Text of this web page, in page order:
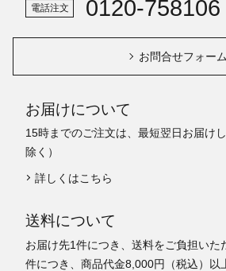
電話注文 0120-758106
お問合せフォーム
お届けについて
15時までのご注文は、最短翌日お届け
除く）
詳しくはこちら
送料について
お届け先1件につき、送料をご負担いた
件につき、商品代金8,000円（税込）以